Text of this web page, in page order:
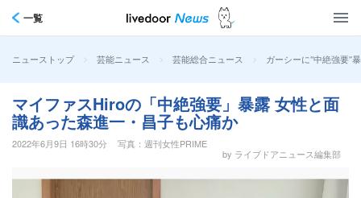
一覧
ニューストップ > 芸能ニュース > 芸能総合ニュース > ガーシーに“中絶強要”
マイファスHiroの「中絶強要」暴露 女性と面
識あった森進一・昌子も心痛か
2022年6月9日 16時30分
写真：週刊女性PRIME
by ライブドアニュース編集部